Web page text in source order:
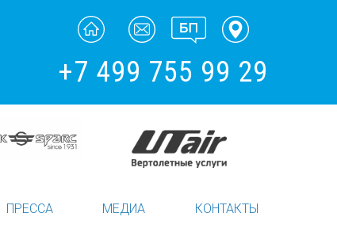
+7 499 755 99 29
ПРЕССА МЕДИА КОНТАКТЫ